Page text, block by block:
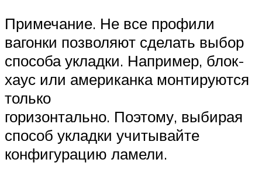
Примечание. Не все профили
вагонки позволяют сделать выбор
способа укладки. Например, блок-
хаус или американка монтируются
только
горизонтально. Поэтому, выбирая
способ укладки учитывайте
конфигурацию ламели.